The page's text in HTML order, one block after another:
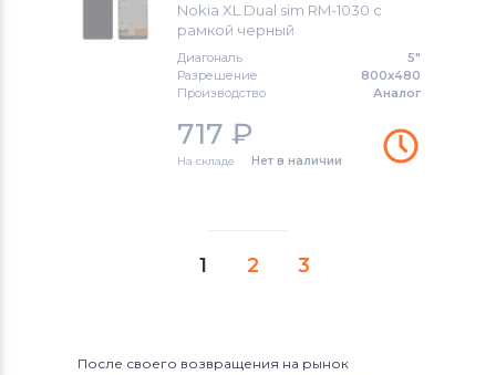
Nokia XL Dual sim RM-1030 с
рамкой черный
Диагональ
5"
Разрешение
800x480
Производство
Аналог
717 ₽
На складе Нет в наличии
1 2 3
После своего возвращения на рынок